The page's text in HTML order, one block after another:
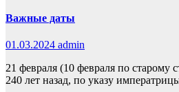
Важные даты
01.03.2024 admin
21 февраля (10 февраля по старому
240 лет назад, по указу